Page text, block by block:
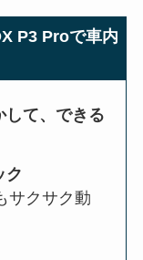
P3 Proで車内
して、できる
ク
サクサク動